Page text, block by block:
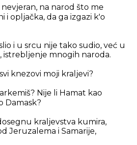
na narod što me
i opljačka, da ga izgazi k'o
i u srcu nije tako sudio, već u
istrebljenje mnogih naroda.
knezovi moji kraljevi?
Nije li Hamat kao
Damask?
kraljevstva kumira,
Jeruzalema i Samarije,